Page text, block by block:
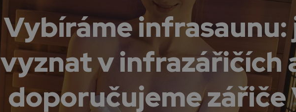
Vybíráme infrasaunu:
vyznat v infrazářičích
doporučujeme zářiče